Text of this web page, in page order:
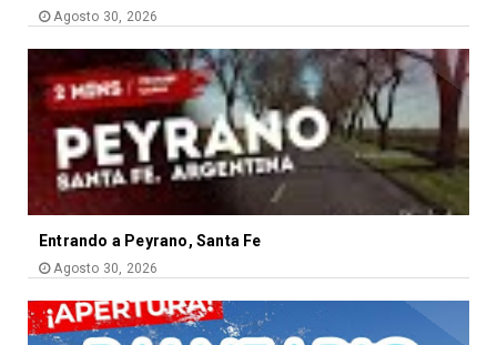
Agosto 30, 2026
Entrando a Peyrano, Santa Fe
Agosto 30, 2026